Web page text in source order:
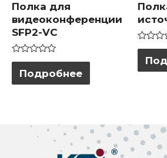
Полка для
видеоконференции
SFP2-VC
Оценка
5
Подробнее
Оценка
5